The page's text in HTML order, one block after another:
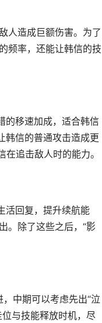
人造成巨额伤害。为了
频率，还能让韩信的技
的移速加成，适合韩信
韩信的普通攻击造成更
追击敌人时的能力。
活回复，提升续航能
。除了这些之后，“影
中期可以考虑先出“泣
与技能释放时机，尽